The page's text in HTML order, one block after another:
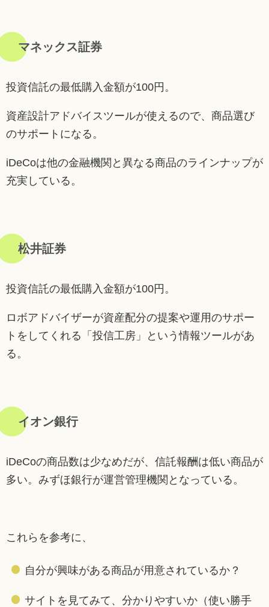
マネックス証券
投資信託の最低購入金額が100円。
資産設計アドバイスツールが使えるので、商品選び
のサポートになる。
iDeCoは他の金融機関と異なる商品のラインナップが
充実している。
松井証券
投資信託の最低購入金額が100円。
ロボアドバイザーが資産配分の提案や運用のサポー
トをしてくれる「投信工房」という情報ツールがあ
る。
イオン銀行
iDeCoの商品数は少なめだが、信託報酬は低い商品が
多い。みずほ銀行が運営管理機関となっている。
これらを参考に、
自分が興味がある商品が用意されているか？
サイトを見てみて、分かりやすいか（使い勝手